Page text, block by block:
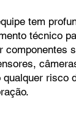
tem
técnico
componentes
qualquer risco